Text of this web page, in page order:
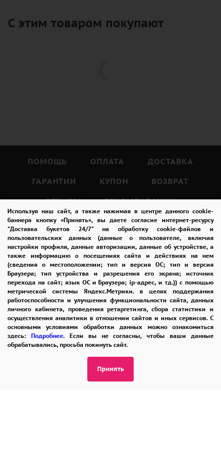
Используя наш сайт, а также нажимая в центре данного cookie-
баннера кнопку «Принять», вы даете согласие интернет-ресурсу
"Доставка букетов 24/7" на обработку cookie-файлов и
пользовательских данных (данные о пользователе, включая
настройки профиля, данные авторизации, данные об устройстве, а
также информацию о посещениях сайта и действиях на нем
(сведения о местоположении; тип и версия ОС; тип и версия
Браузера; тип устройства и разрешения его экрана; источник
перехода на сайт; язык ОС и Браузера; ip-адрес, и тд.)) с помощью
метрической системы Яндекс.Метрики. в целях поддержания
работоспособности и улучшения функциональности сайта, данных
личного кабинета, проведения ретаргетинга, сбора статистики и
осуществления аналитики в отношении сайтов и иных сервисов. С
основными условиями обработки данных можно ознакомиться
здесь: Подробнее. Если вы не согласны, чтобы ваши данные
обрабатывались, просьба покинуть сайт.
Принять
С этим товаром покупают
ПОМОЩЬ ОПЛАТА
ДОСТАВКА
ГАРАНТИИ
КУПОН
ВОЗВРАТ
ОТЗЫВЫ
РЕКОМЕНДАЦИИ
КОНТАКТЫ
8 965 242-37-47
ЗАКАЗАТЬ ЗВОНОК
admin@buket24delivery.ru
пл. Киевского Вокзала 2,
ТЦ «Европейский»
ПОЛИТИКА КОНФИДЕНЦИАЛЬНОСТИ